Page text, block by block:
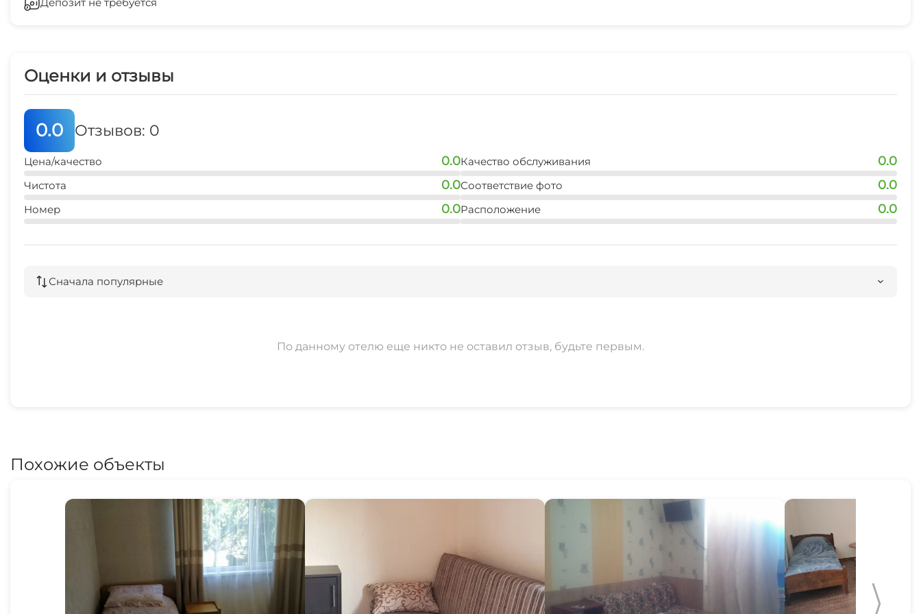
Оценки и отзывы
0.0 Отзывов: 0
Цена/качество 0.0
Чистота 0.0
Номер 0.0
Качество обслуживания 0.0
Соответствие фото 0.0
Расположение 0.0
Сначала популярные
По данному отелю еще никто не оставил отзыв, будьте первым.
Похожие объекты